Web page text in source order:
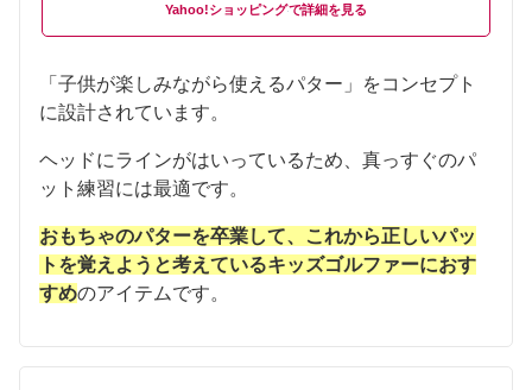
Yahoo!ショッピング
「子供が楽しみながら使えるパター」をコンセプト
に設計されています。
ヘッドにラインがはいっているため、真っすぐのパ
ット練習には最適です。
おもちゃのパターを卒業して、これから正しいパッ
トを覚えようと考えているキッズゴルファーにおす
すめのアイテムです。